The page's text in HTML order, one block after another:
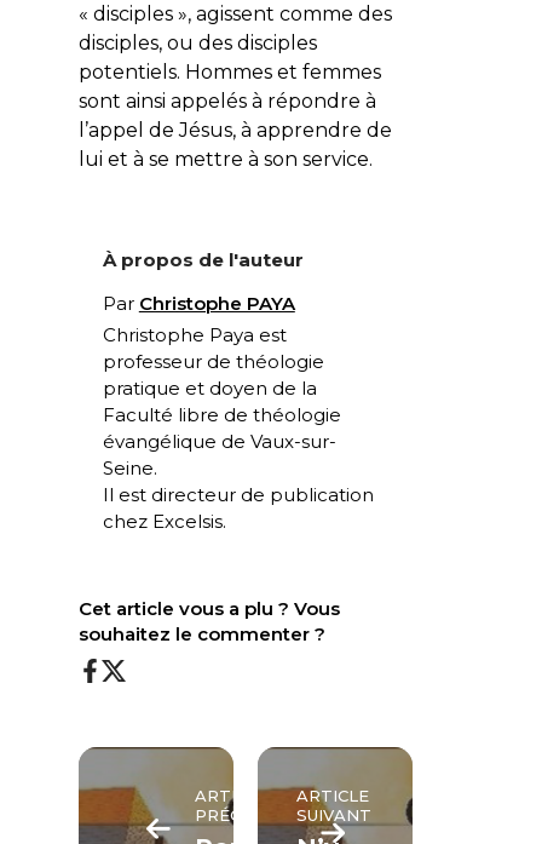
« disciples », agissent comme des
disciples, ou des disciples
potentiels. Hommes et femmes
sont ainsi appelés à répondre à
l’appel de Jésus, à apprendre de
lui et à se mettre à son service.
À propos de l'auteur
Par Christophe PAYA
Christophe Paya est
professeur de théologie
pratique et doyen de la
Faculté libre de théologie
évangélique de Vaux-sur-
Seine.
Il est directeur de publication
chez Excelsis.
Cet article vous a plu ? Vous
souhaitez le commenter ?
ARTICLE
PRÉCÉDENT
ARTICLE
SUIVANT